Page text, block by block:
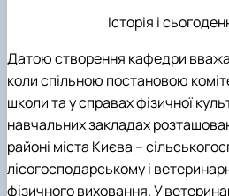
Історія і
Датою створення кафедри
коли спільною постановою
школи та у справах фізичної
навчальних закладах
районі міста Києва –
лісогосподарському і
фізичного виховання. У